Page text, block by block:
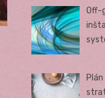
Off-